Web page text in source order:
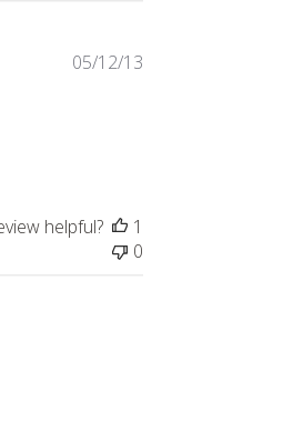
Published
05/12/13
helpful?
1
0